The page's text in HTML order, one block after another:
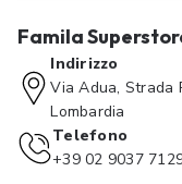
Famila
Indirizzo
Via Adua, Strada
Lombardia
Telefono
+39 02 9037